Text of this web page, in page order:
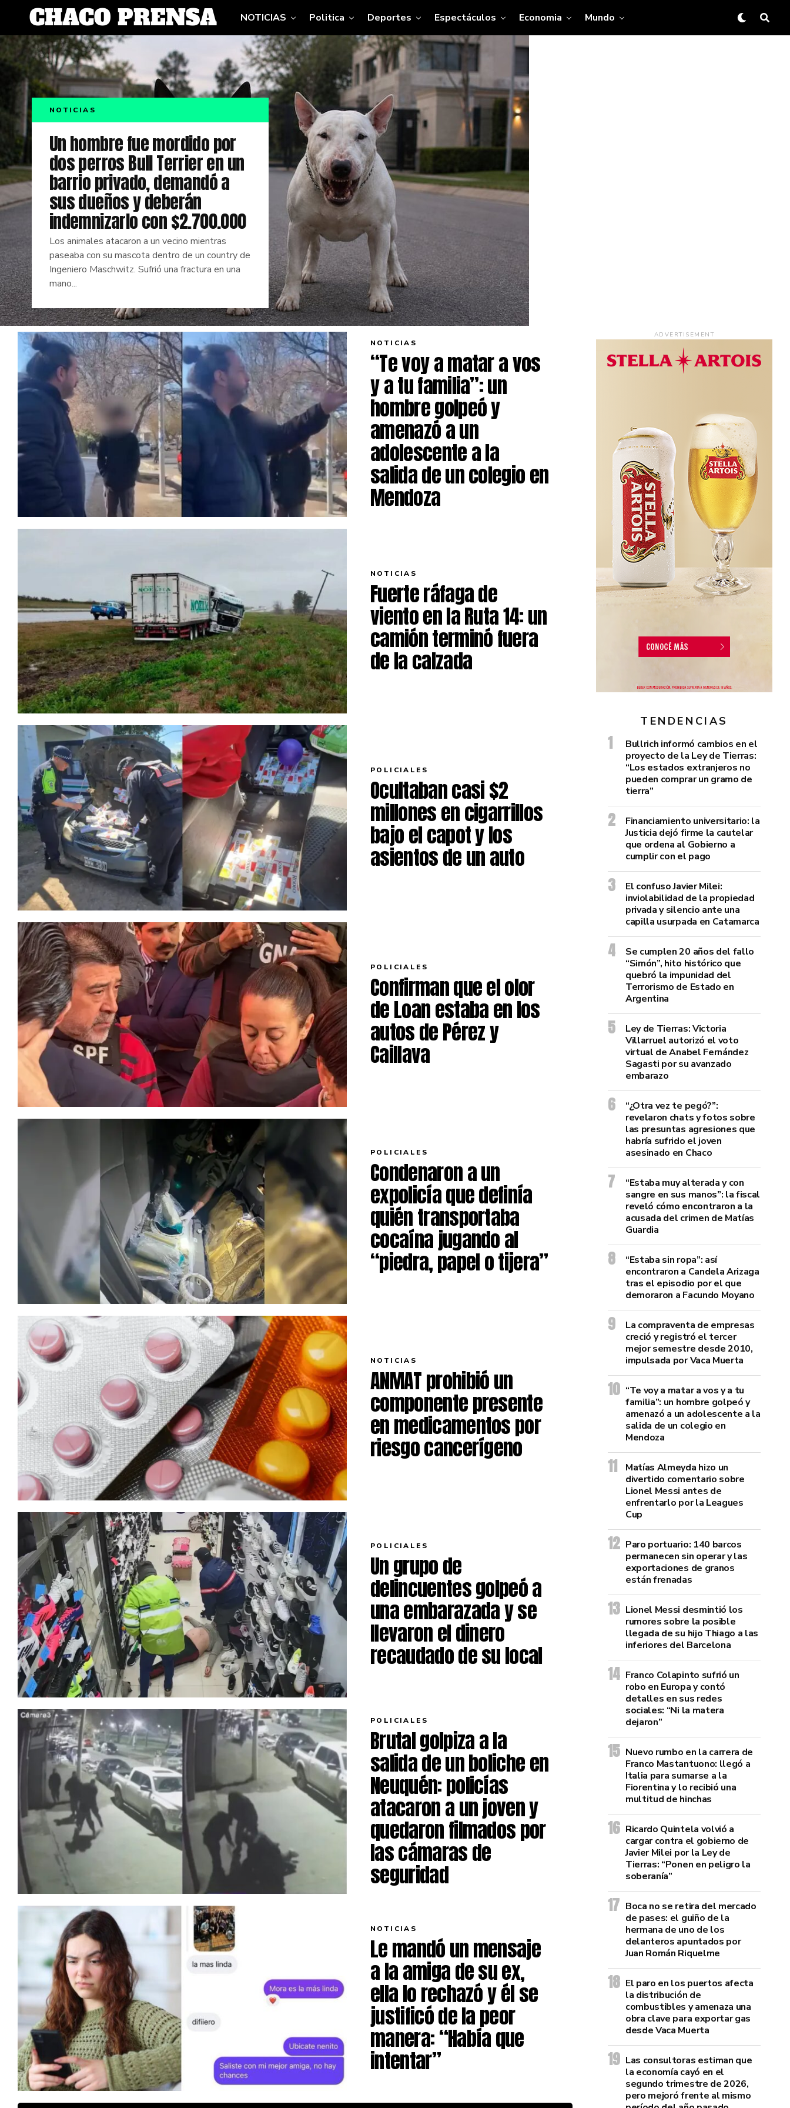
NOTICIAS Politica Deportes Espectáculos Economia Mundo
NOTICIAS
Un hombre fue mordido por
dos perros Bull Terrier en un
barrio privado, demandó a
sus dueños y deberán
indemnizarlo con $2.700.000
Los animales atacaron a un vecino mientras
paseaba con su mascota dentro de un country de
Ingeniero Maschwitz. Sufrió una fractura en una
mano...
NOTICIAS
“Te voy a matar a vos
y a tu familia”: un
hombre golpeó y
amenazó a un
adolescente a la
salida de un colegio en
Mendoza
NOTICIAS
Fuerte ráfaga de
viento en la Ruta 14: un
camión terminó fuera
de la calzada
POLICIALES
Ocultaban casi $2
millones en cigarrillos
bajo el capot y los
asientos de un auto
POLICIALES
Confirman que el olor
de Loan estaba en los
autos de Pérez y
Caillava
POLICIALES
Condenaron a un
expolicía que definía
quién transportaba
cocaína jugando al
“piedra, papel o tijera”
NOTICIAS
ANMAT prohibió un
componente presente
en medicamentos por
riesgo cancerígeno
POLICIALES
Un grupo de
delincuentes golpeó a
una embarazada y se
llevaron el dinero
recaudado de su local
POLICIALES
Brutal golpiza a la
salida de un boliche en
Neuquén: policías
atacaron a un joven y
quedaron filmados por
las cámaras de
seguridad
NOTICIAS
Le mandó un mensaje
a la amiga de su ex,
ella lo rechazó y él se
justificó de la peor
manera: “Había que
intentar”
ADVERTISEMENT
TENDENCIAS
Bullrich informó cambios en el
proyecto de la Ley de Tierras:
“Los estados extranjeros no
pueden comprar un gramo de
tierra”
Financiamiento universitario: la
Justicia dejó firme la cautelar
que ordena al Gobierno a
cumplir con el pago
El confuso Javier Milei:
inviolabilidad de la propiedad
privada y silencio ante una
capilla usurpada en Catamarca
Se cumplen 20 años del fallo
“Simón”, hito histórico que
quebró la impunidad del
Terrorismo de Estado en
Argentina
Ley de Tierras: Victoria
Villarruel autorizó el voto
virtual de Anabel Fernández
Sagasti por su avanzado
embarazo
“¿Otra vez te pegó?”:
revelaron chats y fotos sobre
las presuntas agresiones que
habría sufrido el joven
asesinado en Chaco
“Estaba muy alterada y con
sangre en sus manos”: la fiscal
reveló cómo encontraron a la
acusada del crimen de Matías
Guardia
“Estaba sin ropa”: así
encontraron a Candela Arizaga
tras el episodio por el que
demoraron a Facundo Moyano
La compraventa de empresas
creció y registró el tercer
mejor semestre desde 2010,
impulsada por Vaca Muerta
“Te voy a matar a vos y a tu
familia”: un hombre golpeó y
amenazó a un adolescente a la
salida de un colegio en
Mendoza
Matías Almeyda hizo un
divertido comentario sobre
Lionel Messi antes de
enfrentarlo por la Leagues
Cup
Paro portuario: 140 barcos
permanecen sin operar y las
exportaciones de granos
están frenadas
Lionel Messi desmintió los
rumores sobre la posible
llegada de su hijo Thiago a las
inferiores del Barcelona
Franco Colapinto sufrió un
robo en Europa y contó
detalles en sus redes
sociales: “Ni la matera
dejaron”
Nuevo rumbo en la carrera de
Franco Mastantuono: llegó a
Italia para sumarse a la
Fiorentina y lo recibió una
multitud de hinchas
Ricardo Quintela volvió a
cargar contra el gobierno de
Javier Milei por la Ley de
Tierras: “Ponen en peligro la
soberanía”
Boca no se retira del mercado
de pases: el guiño de la
hermana de uno de los
delanteros apuntados por
Juan Román Riquelme
El paro en los puertos afecta
la distribución de
combustibles y amenaza una
obra clave para exportar gas
desde Vaca Muerta
Las consultoras estiman que
la economía cayó en el
segundo trimestre de 2026,
pero mejoró frente al mismo